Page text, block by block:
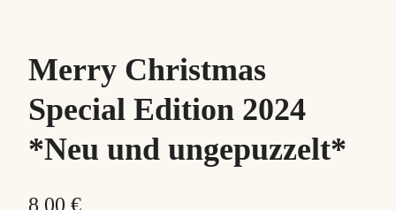
Merry Christmas
Special Edition 2024
*Neu und ungepuzzelt*
8,00 €